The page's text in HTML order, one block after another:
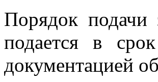
Порядок подачи
подается в
документацией